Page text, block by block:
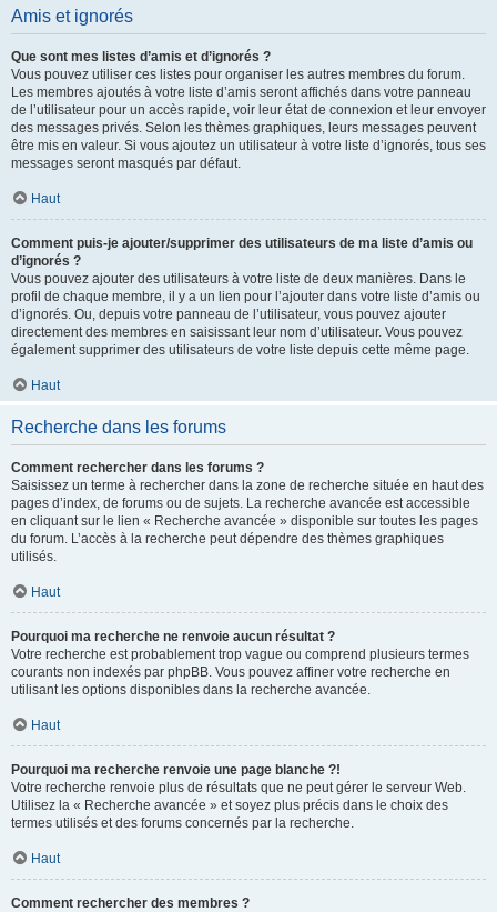
Amis et ignorés
Que sont mes listes d’amis et d’ignorés ?
Vous pouvez utiliser ces listes pour organiser les autres membres du forum.
Les membres ajoutés à votre liste d’amis seront affichés dans votre panneau
de l’utilisateur pour un accès rapide, voir leur état de connexion et leur envoyer
des messages privés. Selon les thèmes graphiques, leurs messages peuvent
être mis en valeur. Si vous ajoutez un utilisateur à votre liste d’ignorés, tous ses
messages seront masqués par défaut.
Haut
Comment puis-je ajouter/supprimer des utilisateurs de ma liste d’amis ou
d’ignorés ?
Vous pouvez ajouter des utilisateurs à votre liste de deux manières. Dans le
profil de chaque membre, il y a un lien pour l’ajouter dans votre liste d’amis ou
d’ignorés. Ou, depuis votre panneau de l’utilisateur, vous pouvez ajouter
directement des membres en saisissant leur nom d’utilisateur. Vous pouvez
également supprimer des utilisateurs de votre liste depuis cette même page.
Haut
Recherche dans les forums
Comment rechercher dans les forums ?
Saisissez un terme à rechercher dans la zone de recherche située en haut des
pages d’index, de forums ou de sujets. La recherche avancée est accessible
en cliquant sur le lien « Recherche avancée » disponible sur toutes les pages
du forum. L’accès à la recherche peut dépendre des thèmes graphiques
utilisés.
Haut
Pourquoi ma recherche ne renvoie aucun résultat ?
Votre recherche est probablement trop vague ou comprend plusieurs termes
courants non indexés par phpBB. Vous pouvez affiner votre recherche en
utilisant les options disponibles dans la recherche avancée.
Haut
Pourquoi ma recherche renvoie une page blanche ?!
Votre recherche renvoie plus de résultats que ne peut gérer le serveur Web.
Utilisez la « Recherche avancée » et soyez plus précis dans le choix des
termes utilisés et des forums concernés par la recherche.
Haut
Comment rechercher des membres ?